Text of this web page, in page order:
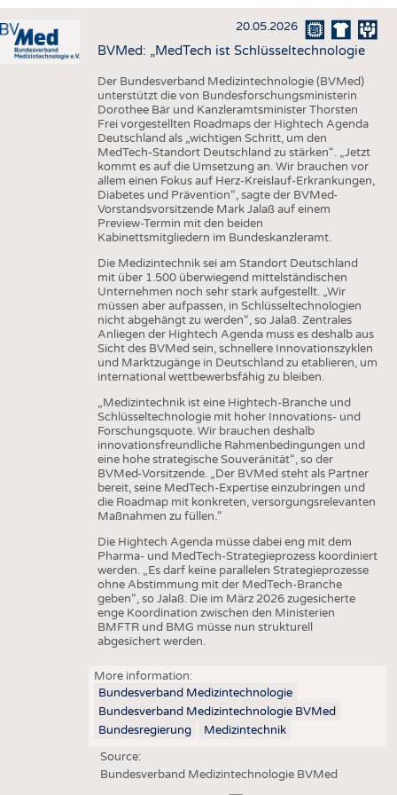
INTERIOR TEXTILES
APPAREL
FACTS
STATISTICS
GOOD TO KNOW
ADDRESSES & LINKS
SCHEDULE
CALENDAR
20.05.2026
BVMed: „MedTech ist Schlüsseltechnologie
Der Bundesverband Medizintechnologie (BVMed)
unterstützt die von Bundesforschungsministerin
Dorothee Bär und Kanzleramtsminister Thorsten
Frei vorgestellten Roadmaps der Hightech Agenda
Deutschland als „wichtigen Schritt, um den
MedTech-Standort Deutschland zu stärken“. „Jetzt
kommt es auf die Umsetzung an. Wir brauchen vor
allem einen Fokus auf Herz-Kreislauf-Erkrankungen,
Diabetes und Prävention“, sagte der BVMed-
Vorstandsvorsitzende Mark Jalaß auf einem
Preview-Termin mit den beiden
Kabinettsmitgliedern im Bundeskanzleramt.
Die Medizintechnik sei am Standort Deutschland
mit über 1.500 überwiegend mittelständischen
Unternehmen noch sehr stark aufgestellt. „Wir
müssen aber aufpassen, in Schlüsseltechnologien
nicht abgehängt zu werden“, so Jalaß. Zentrales
Anliegen der Hightech Agenda muss es deshalb aus
Sicht des BVMed sein, schnellere Innovationszyklen
und Marktzugänge in Deutschland zu etablieren, um
international wettbewerbsfähig zu bleiben.
„Medizintechnik ist eine Hightech-Branche und
Schlüsseltechnologie mit hoher Innovations- und
Forschungsquote. Wir brauchen deshalb
innovationsfreundliche Rahmenbedingungen und
eine hohe strategische Souveränität“, so der
BVMed-Vorsitzende. „Der BVMed steht als Partner
bereit, seine MedTech-Expertise einzubringen und
die Roadmap mit konkreten, versorgungsrelevanten
Maßnahmen zu füllen.“
Die Hightech Agenda müsse dabei eng mit dem
Pharma- und MedTech-Strategieprozess koordiniert
werden. „Es darf keine parallelen Strategieprozesse
ohne Abstimmung mit der MedTech-Branche
geben“, so Jalaß. Die im März 2026 zugesicherte
enge Koordination zwischen den Ministerien
BMFTR und BMG müsse nun strukturell
abgesichert werden.
More information:
Bundesverband Medizintechnologie
Bundesverband Medizintechnologie BVMed
Bundesregierung
Medizintechnik
Source:
Bundesverband Medizintechnologie BVMed